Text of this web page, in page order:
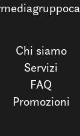
Chi siamo
Servizi
FAQ
Promozioni